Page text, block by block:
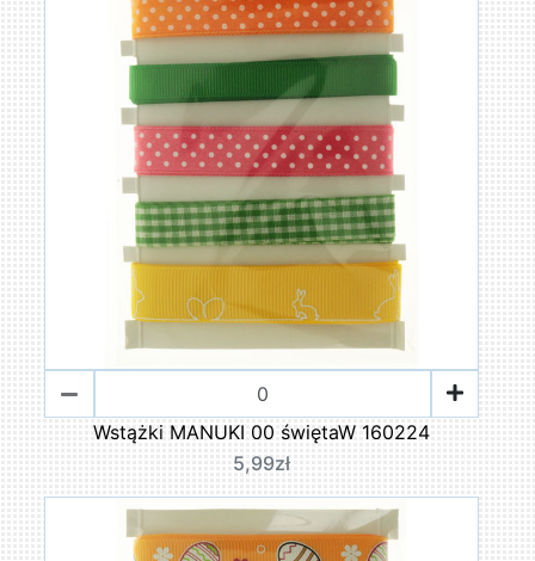
Wstążki MANUKI 00 świętaW 160224
5,99zł